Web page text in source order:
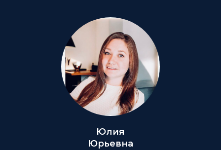
Юлия
Юрьевна